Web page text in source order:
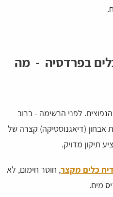
בפרדסיה - מה
לפני הרשימה - ברוב
(דיאגנוסטיקה) קצרה של
תיקון מדויק.
כלים מקצר, חוסר חימום, לא
מים.